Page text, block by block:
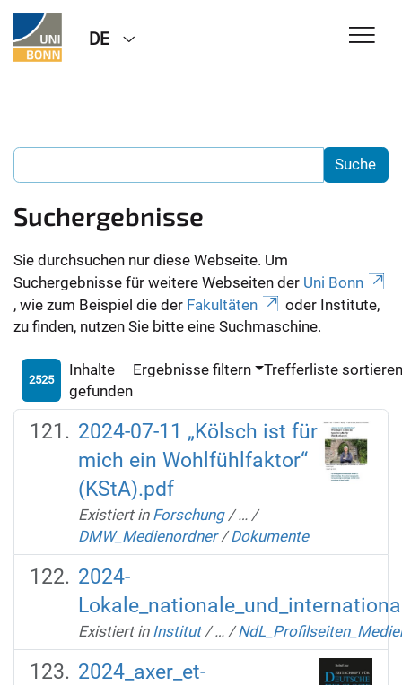
DE
Suchergebnisse
Sie durchsuchen nur diese Webseite. Um
Suchergebnisse für weitere Webseiten der Uni Bonn
, wie zum Beispiel die der Fakultäten
oder Institute,
zu finden, nutzen Sie bitte eine Suchmaschine.
2525
Inhalte
gefunden
Ergebnisse filtern Trefferliste
2024-07-11 „Kölsch ist für
mich ein Wohlfühlfaktor“
(KStA).pdf
Existiert in Forschung /… /
DMW_Medienordner /Dokumente
2024-
Existiert in Institut /… /
2024_axer_et-